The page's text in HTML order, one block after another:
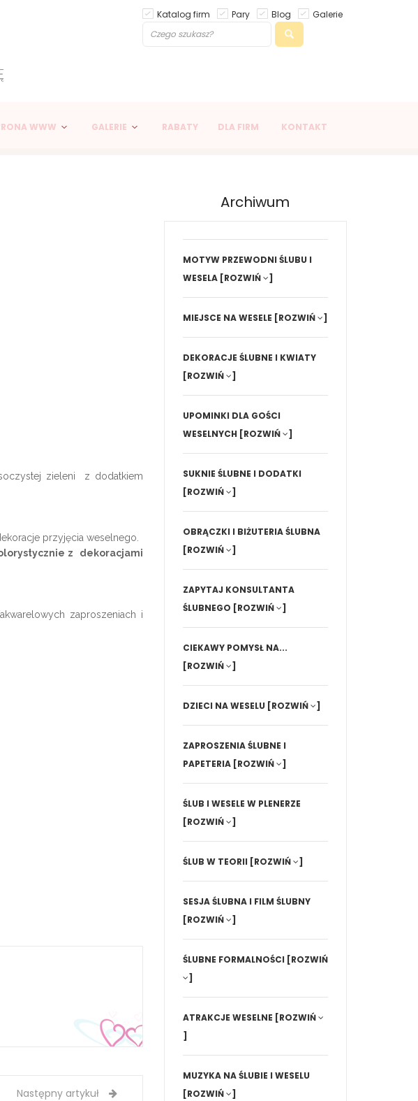
Katalog firm Pary Blog Galerie
WWW GALERIE RABATY DLA FIRM KONTAKT
zieleni z dodatkiem
przyjęcia weselnego.
z dekoracjami
zaproszeniach i
Następny artykuł
Archiwum
MOTYW PRZEWODNI ŚLUBU I
WESELA [ROZWIŃ ]
MIEJSCE NA WESELE [ROZWIŃ ]
DEKORACJE ŚLUBNE I KWIATY
[ROZWIŃ
]
UPOMINKI DLA GOŚCI
WESELNYCH [ROZWIŃ ]
SUKNIE ŚLUBNE I DODATKI
[ROZWIŃ
]
OBRĄCZKI I BIŻUTERIA ŚLUBNA
[ROZWIŃ
]
ZAPYTAJ KONSULTANTA
ŚLUBNEGO [ROZWIŃ ]
CIEKAWY POMYSŁ NA...
[ROZWIŃ
]
DZIECI NA WESELU [ROZWIŃ ]
ZAPROSZENIA ŚLUBNE I
PAPETERIA [ROZWIŃ ]
ŚLUB I WESELE W PLENERZE
[ROZWIŃ
]
ŚLUB W TEORII [ROZWIŃ ]
SESJA ŚLUBNA I FILM ŚLUBNY
[ROZWIŃ
]
ŚLUBNE FORMALNOŚCI [ROZWIŃ
]
ATRAKCJE WESELNE [ROZWIŃ
]
MUZYKA NA ŚLUBIE I WESELU
[ROZWIŃ
]